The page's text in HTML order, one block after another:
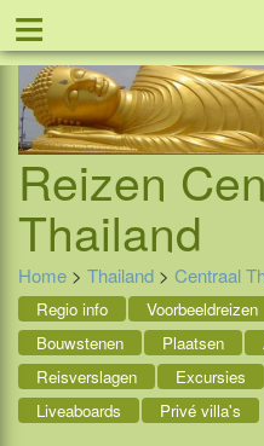
≡
Reizen
Thailand
Home > Thailand > Centraal
Regio info Voorbeeldreizen
Bouwstenen
Plaatsen
Reisverslagen
Excursies
Liveaboards
Privé villa's